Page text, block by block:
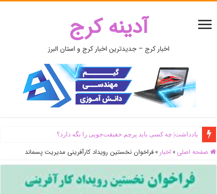
آدینه کرج
اخبار کرج – جدیدترین اخبار کرج و استان البرز
یادداشت| ‌چه کسی باید پرچم حقیقت‌جویی را نگه دارد؟
صفحه اصلی » اخبار » فراخوان نخستین رویداد کارآفرینی مدیریت پسماند